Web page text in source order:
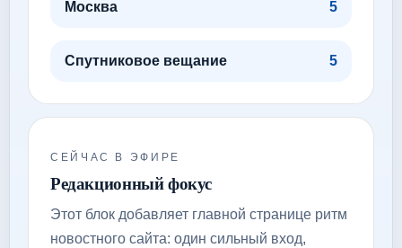
Москва 5
Спутниковое вещание 5
СЕЙЧАС В ЭФИРЕ
Редакционный фокус
Этот блок добавляет главной странице ритм
новостного сайта: один сильный вход,